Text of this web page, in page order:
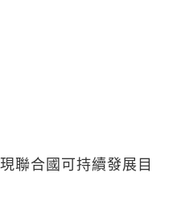
聯合國可持續發展目